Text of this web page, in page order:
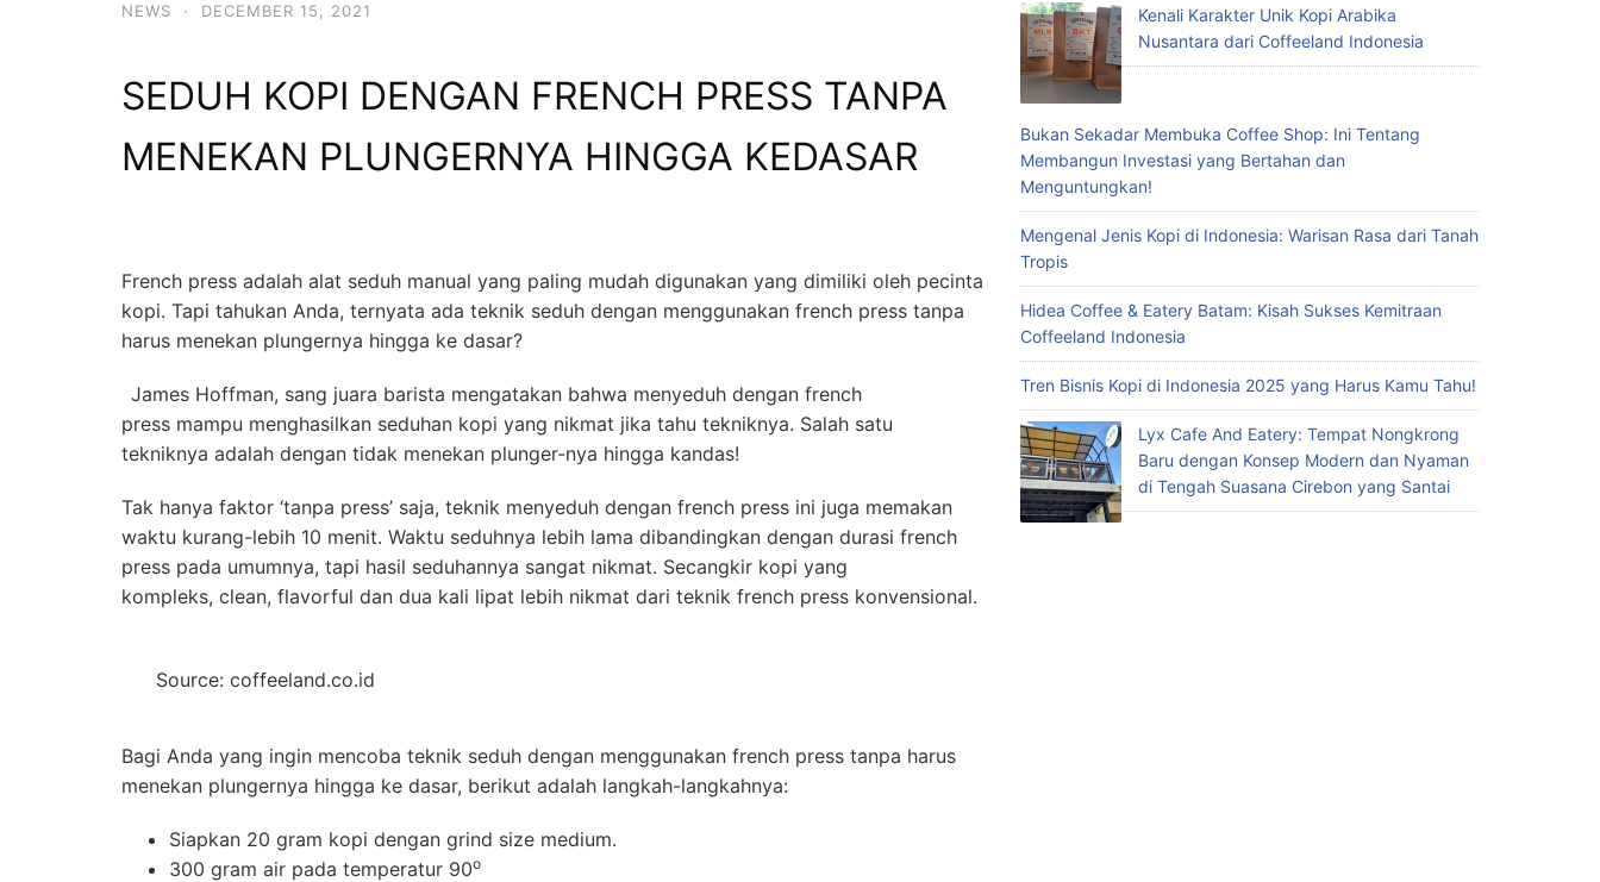
NEWS · DECEMBER 15, 2021
SEDUH KOPI DENGAN FRENCH PRESS TANPA
MENEKAN PLUNGERNYA HINGGA KEDASAR
French press adalah alat seduh manual yang paling mudah digunakan yang dimiliki oleh pecinta
kopi. Tapi tahukan Anda, ternyata ada teknik seduh dengan menggunakan french press tanpa
harus menekan plungernya hingga ke dasar?
James Hoffman, sang juara barista mengatakan bahwa menyeduh dengan french
press mampu menghasilkan seduhan kopi yang nikmat jika tahu tekniknya. Salah satu
tekniknya adalah dengan tidak menekan plunger-nya hingga kandas!
Tak hanya faktor ‘tanpa press’ saja, teknik menyeduh dengan french press ini juga memakan
waktu kurang-lebih 10 menit. Waktu seduhnya lebih lama dibandingkan dengan durasi french
press pada umumnya, tapi hasil seduhannya sangat nikmat. Secangkir kopi yang
kompleks, clean, flavorful dan dua kali lipat lebih nikmat dari teknik french press konvensional.
Source: coffeeland.co.id
Bagi Anda yang ingin mencoba teknik seduh dengan menggunakan french press tanpa harus
menekan plungernya hingga ke dasar, berikut adalah langkah-langkahnya:
Siapkan 20 gram kopi dengan grind size medium.
300 gram air pada temperatur 90o
Kenali Karakter Unik Kopi Arabika
Nusantara dari Coffeeland Indonesia
Bukan Sekadar Membuka Coffee Shop: Ini Tentang
Membangun Investasi yang Bertahan dan
Menguntungkan!
Mengenal Jenis Kopi di Indonesia: Warisan Rasa dari Tanah
Tropis
Hidea Coffee & Eatery Batam: Kisah Sukses Kemitraan
Coffeeland Indonesia
Tren Bisnis Kopi di Indonesia 2025 yang Harus Kamu Tahu!
Lyx Cafe And Eatery: Tempat Nongkrong
Baru dengan Konsep Modern dan Nyaman
di Tengah Suasana Cirebon yang Santai